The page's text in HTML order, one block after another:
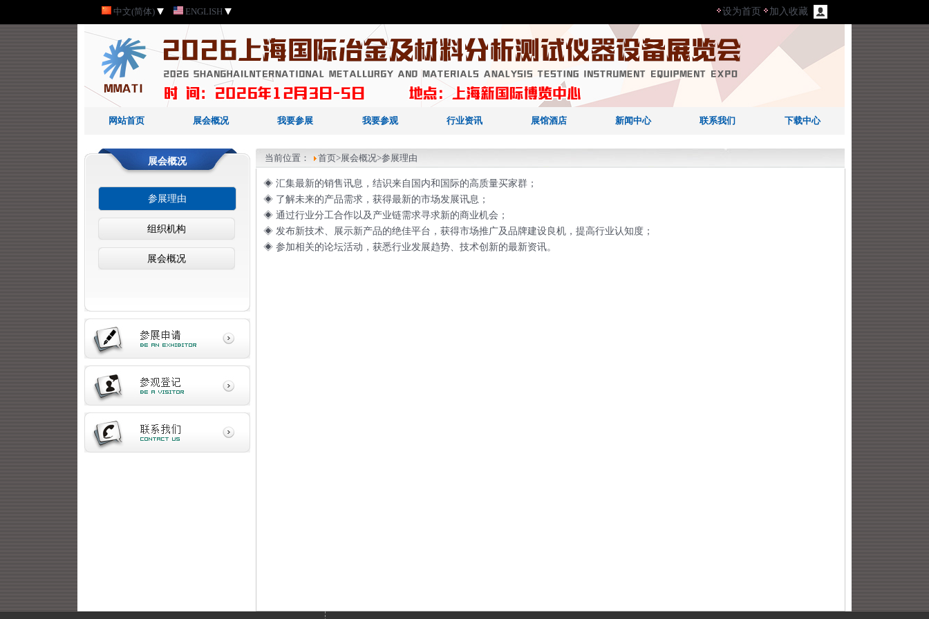
中文(简体) ENGLISH 设为首页 加入收藏
网站首页 展会概况 我要参展 我要参观 行业资讯 展馆酒店 新闻中心 联系我们 下载中心
展会概况
参展理由
组织机构
展会概况
当前位置： 首页>展会概况>参展理由
◈ 汇集最新的销售讯息，结识来自国内和国际的高质量买家群；
◈ 了解未来的产品需求，获得最新的市场发展讯息；
◈ 通过行业分工合作以及产业链需求寻求新的商业机会；
◈ 发布新技术、展示新产品的绝佳平台，获得市场推广及品牌建设良机，提高行业认知度；
◈ 参加相关的论坛活动，获悉行业发展趋势、技术创新的最新资讯。